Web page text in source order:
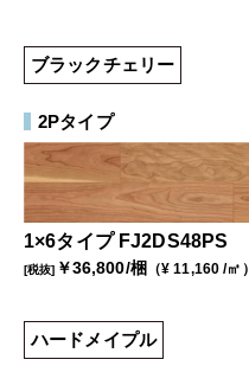
ブラックチェリー
2Pタイプ
1×6タイプ FJ2DS48PS
[税抜] ￥36,800/梱 （¥ 11,160/㎡）
ハードメイプル